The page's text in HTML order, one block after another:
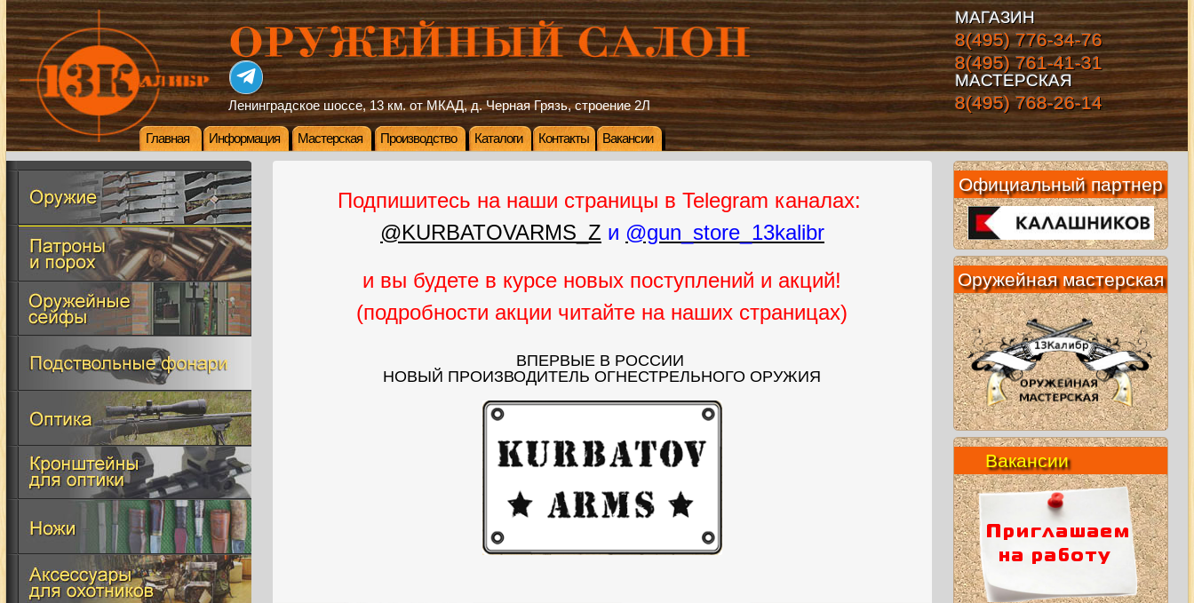
Ленинградское шоссе, 13 км. от МКАД, д. Черная Грязь, строение 2Л
МАГАЗИН
8(495) 776-34-76
8(495) 761-41-31
МАСТЕРСКАЯ
8(495) 768-26-14
Главная Информация Мастерская Производство Каталоги Контакты Вакансии
Подпишитесь на наши страницы в Telegram каналах:
@KURBATOVARMS_Z и @gun_store_13kalibr
и вы будете в курсе новых поступлений и акций!
(подробности акции читайте на наших страницах)
ВПЕРВЫЕ В РОССИИ
НОВЫЙ ПРОИЗВОДИТЕЛЬ ОГНЕСТРЕЛЬНОГО ОРУЖИЯ
Официальный партнер
Оружейная мастерская
Вакансии